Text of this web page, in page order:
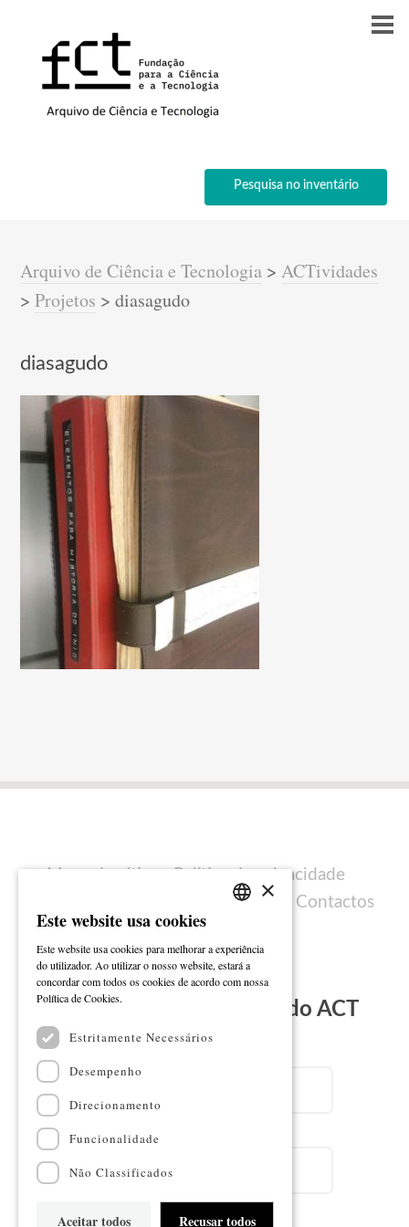
Pesquisa no inventário
Arquivo de Ciência e Tecnologia >ACTividades
>Projetos >diasagudo
diasagudo
Mapa do sítio
Política de privacidade
Ficha técnica Contactos
Subscreva a Newsletter do ACT
ENGLISH
×
Este website usa cookies
Este website usa cookies para melhorar a experiência
do utilizador. Ao utilizar o nosso website, estará a
concordar com todos os cookies de acordo com nossa
Política de Cookies.
Estritamente Necessários
Desempenho
Direcionamento
Funcionalidade
Não Classificados
Aceitar todos Recusar todos